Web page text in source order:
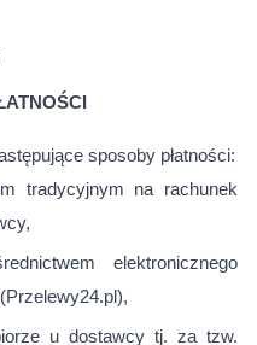
sposoby płatności:
tradycyjnym na rachunek
elektronicznego
u dostawcy tj. za tzw.